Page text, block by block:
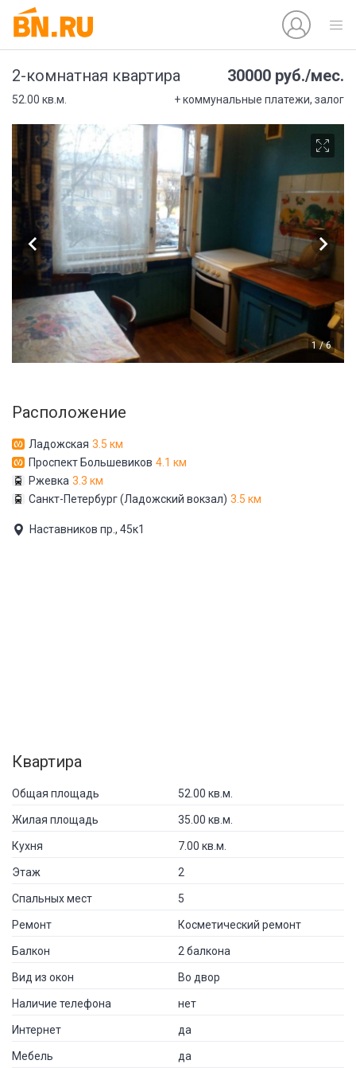
2-комнатная квартира 30000 руб./мес.
52.00 кв.м. + коммунальные платежи, залог
1 / 6
Расположение
Ладожская 3.5 км
Проспект Большевиков 4.1 км
Ржевка 3.3 км
Санкт-Петербург (Ладожский вокзал) 3.5 км
Наставников пр., 45к1
Квартира
Общая площадь 52.00 кв.м.
Жилая площадь 35.00 кв.м.
Кухня 7.00 кв.м.
Этаж 2
Спальных мест 5
Ремонт Косметический ремонт
Балкон 2 балкона
Вид из окон Во двор
Наличие телефона нет
Интернет да
Мебель да